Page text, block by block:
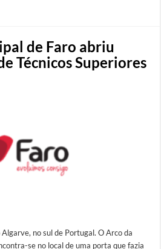
de Faro abriu
Técnicos Superiores
no sul de Portugal. O Arco da
se no local de uma porta que fazia